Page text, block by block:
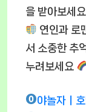
을 받아보세요
연인과 로
서 소중한 추
누려보세요
야놀자ㅣ